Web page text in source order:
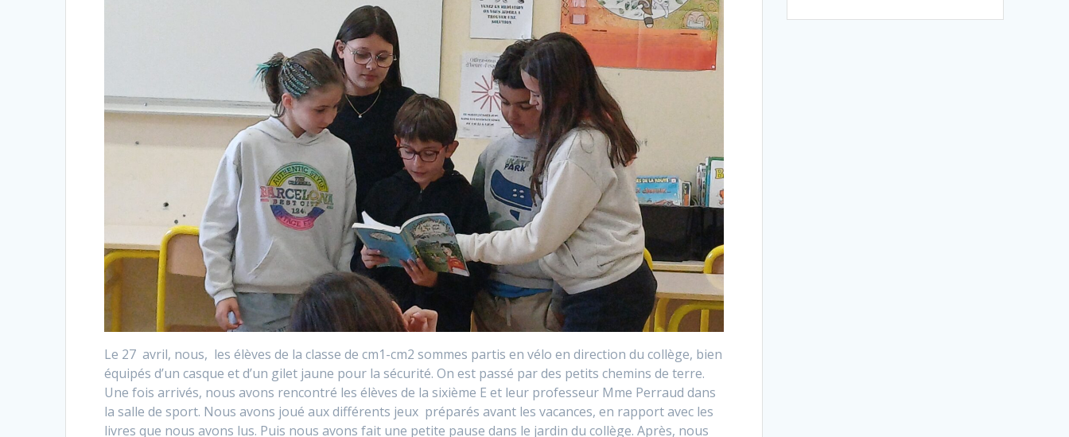
Le 27 avril, nous, les élèves de la classe de cm1-cm2 sommes partis en vélo en direction du collège, bien
équipés d’un casque et d’un gilet jaune pour la sécurité. On est passé par des petits chemins de terre.
Une fois arrivés, nous avons rencontré les élèves de la sixième E et leur professeur Mme Perraud dans
la salle de sport. Nous avons joué aux différents jeux préparés avant les vacances, en rapport avec les
livres que nous avons lus. Puis nous avons fait une petite pause dans le jardin du collège. Après, nous